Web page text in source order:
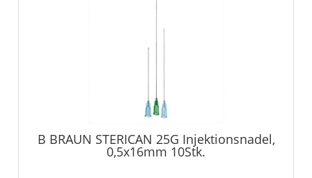
B BRAUN STERICAN 25G Injektionsnadel,
0,5x16mm 10Stk.